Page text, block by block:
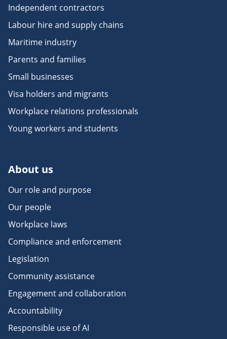
Independent contractors
Labour hire and supply chains
Maritime industry
Parents and families
Small businesses
Visa holders and migrants
Workplace relations professionals
Young workers and students
About us
Our role and purpose
Our people
Workplace laws
Compliance and enforcement
Legislation
Community assistance
Engagement and collaboration
Accountability
Responsible use of AI